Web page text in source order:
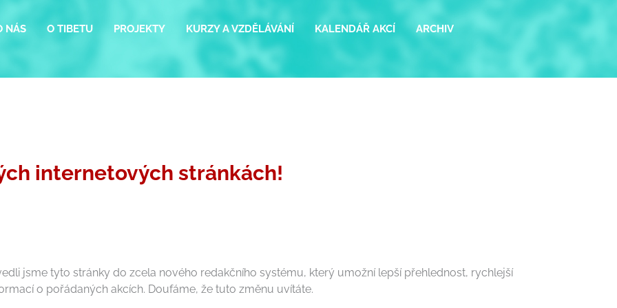
NÁS O TIBETU PROJEKTY KURZY A VZDĚLÁVÁNÍ KALENDÁŘ AKCÍ ARCHIV
internetových stránkách!
jsme tyto stránky do zcela nového redakčního systému, který umožní lepší přehlednost, rychlejší
o pořádaných akcích. Doufáme, že tuto změnu uvítáte.